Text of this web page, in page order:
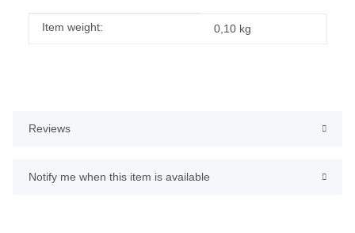
Item information
Value
Item weight: 0,10 kg
Reviews
Notify me when this item is available